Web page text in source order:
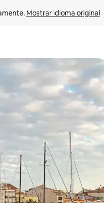
Mostrar idioma original
ou tocando e